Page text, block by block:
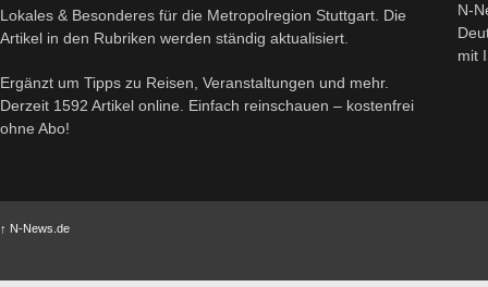
Lokales & Besonderes für die Metropolregion Stuttgart. Die
Artikel in den Rubriken werden ständig aktualisiert.
Ergänzt um Tipps zu Reisen, Veranstaltungen und mehr.
Derzeit 1592 Artikel online. Einfach reinschauen – kostenfrei
ohne Abo!
N-
mit
↑ N-News.de